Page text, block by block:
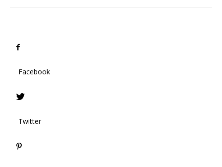
Facebook
Twitter